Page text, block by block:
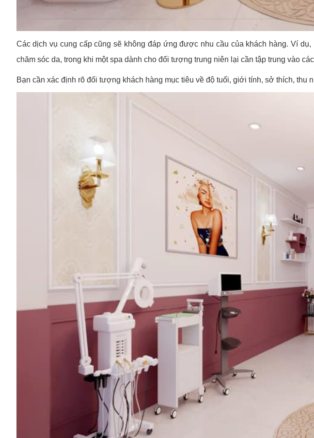
Các dịch vụ cung cấp cũng sẽ không đáp ứng được nhu cầu của khách hàng. Ví
chăm sóc da, trong khi một spa dành cho đối tượng trung niên lại cần tập trung vào
Bạn cần xác định rõ đối tượng khách hàng mục tiêu về độ tuổi, giới tính, sở thích, thu